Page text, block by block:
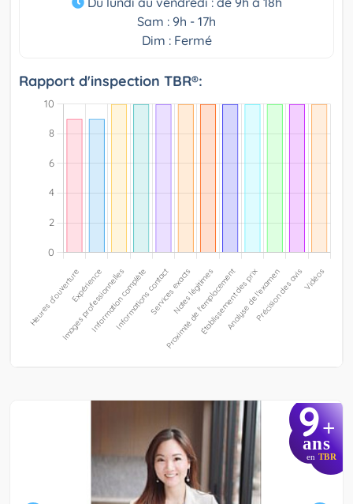
Sam : 9h - 17h
Dim : Fermé
Rapport d'inspection TBR®:
9+
ans
en TBR